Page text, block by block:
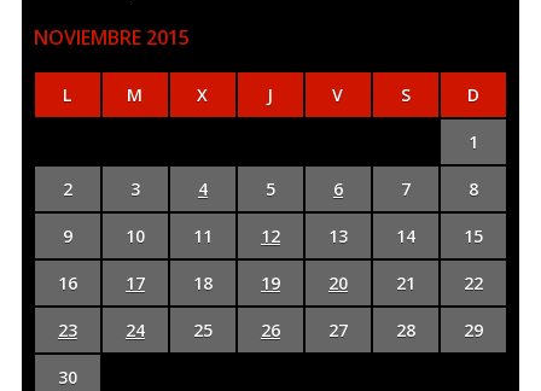
NOVIEMBRE 2015
L M X J V S D
1
2 3 4 5 6 7 8
9 10 11 12 13 14 15
16 17 18 19 20 21 22
23 24 25 26 27 28 29
30